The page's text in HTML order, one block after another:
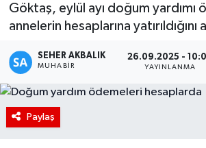
Göktaş, eylül ayı doğum yardımı
annelerin hesaplarına yatırıldığını
SEHER AKBALIK
MUHABIR
26.09.2025 -
YAYINLANMA
Paylaş